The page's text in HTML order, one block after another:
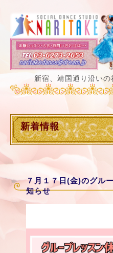
新宿、靖国通り沿い
新着情報
７月１７日(金)のグル
知らせ